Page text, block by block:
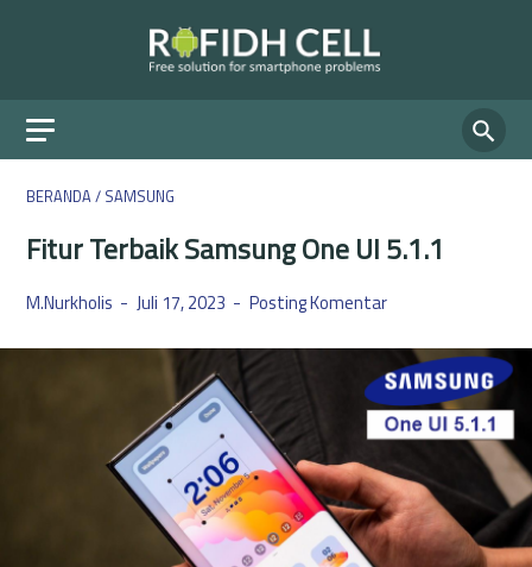
BERANDA/ SAMSUNG
Fitur Terbaik Samsung One UI 5.1.1
M.Nurkholis Juli 17, 2023 Posting Komentar